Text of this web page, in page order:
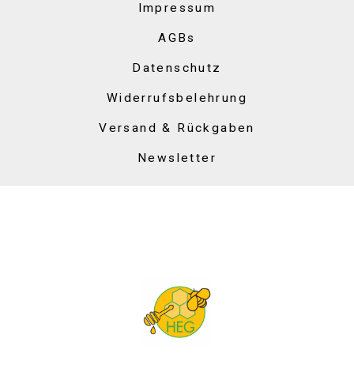
Impressum
AGBs
Datenschutz
Widerrufsbelehrung
Versand & Rückgaben
Newsletter